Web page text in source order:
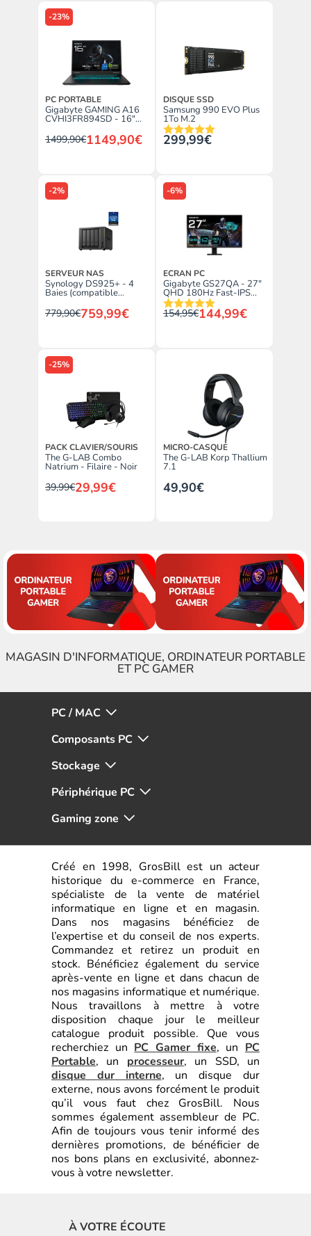
-23%
PC PORTABLE
Gigabyte GAMING A16
CVHI3FR894SD - 16"
RTX 5060 16Go 1To
Sans OS
1499,90€1149,90€
DISQUE SSD
Samsung 990 EVO Plus
1To M.2
299,99€
-2%
SERVEUR NAS
Synology DS925+ - 4
Baies (compatible
disques tiers)
779,90€759,99€
-6%
ECRAN PC
Gigabyte GS27QA - 27"
QHD 180Hz Fast-IPS
1ms HDR FreeSync
154,95€144,99€
-25%
PACK CLAVIER/SOURIS
The G-LAB Combo
Natrium - Filaire - Noir
39,99€29,99€
MICRO-CASQUE
The G-LAB Korp Thallium
7.1
49,90€
MAGASIN D'INFORMATIQUE, ORDINATEUR PORTABLE
ET PC GAMER
PC / MAC
Composants PC
Stockage
Périphérique PC
Gaming zone
Créé en 1998, GrosBill est un acteur
historique du e-commerce en France,
spécialiste de la vente de matériel
informatique en ligne et en magasin.
Dans nos magasins bénéficiez de
l’expertise et du conseil de nos experts.
Commandez et retirez un produit en
stock. Bénéficiez également du service
après-vente en ligne et dans chacun de
nos magasins informatique et numérique.
Nous travaillons à mettre à votre
disposition chaque jour le meilleur
catalogue produit possible. Que vous
recherchiez un PC Gamer fixe, un PC
Portable, un processeur, un SSD, un
disque dur interne, un disque dur
externe, nous avons forcément le produit
qu’il vous faut chez GrosBill. Nous
sommes également assembleur de PC.
Afin de toujours vous tenir informé des
dernières promotions, de bénéficier de
nos bons plans en exclusivité, abonnez-
vous à votre newsletter.
À VOTRE ÉCOUTE